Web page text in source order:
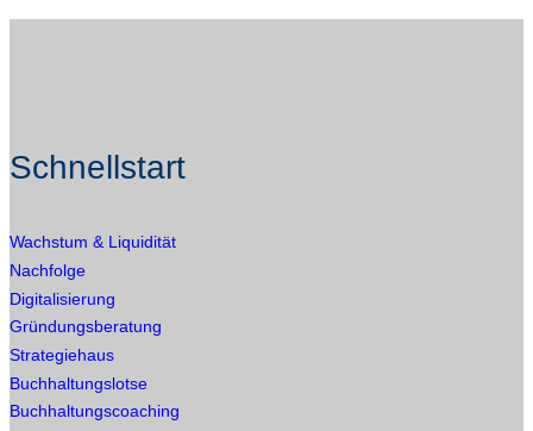
3
DEIN
TRIFFT
Schnellstart
Wachstum & Liquidität
Nachfolge
Digitalisierung
Gründungsberatung
Strategiehaus
Buchhaltungslotse
Buchhaltungscoaching